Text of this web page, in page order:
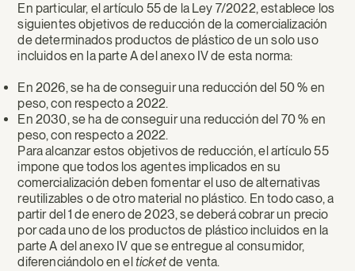
En particular, el artículo 55 de la Ley 7/2022, establece los
siguientes objetivos de reducción de la comercialización
de determinados productos de plástico de un solo uso
incluidos en la parte A del anexo IV de esta norma:
En 2026, se ha de conseguir una reducción del 50 % en
peso, con respecto a 2022.
En 2030, se ha de conseguir una reducción del 70 % en
peso, con respecto a 2022.
Para alcanzar estos objetivos de reducción, el artículo 55
impone que todos los agentes implicados en su
comercialización deben fomentar el uso de alternativas
reutilizables o de otro material no plástico. En todo caso, a
partir del 1 de enero de 2023, se deberá cobrar un precio
por cada uno de los productos de plástico incluidos en la
parte A del anexo IV que se entregue al consumidor,
diferenciándolo en el ticketde venta.